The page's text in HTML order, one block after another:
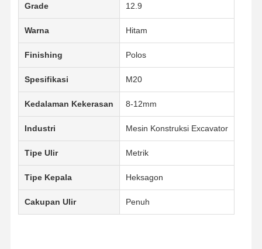
Grade 12.9
Warna Hitam
Finishing Polos
Spesifikasi M20
Kedalaman Kekerasan 8-12mm
Industri Mesin Konstruksi Excavator
Tipe Ulir Metrik
Tipe Kepala Heksagon
Cakupan Ulir Penuh